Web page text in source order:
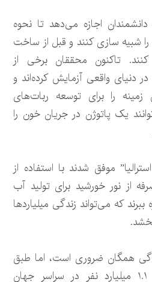
اجازه می‌دهد تا نحوه
شبیه سازی کنند و قبل از ساخت
تاکنون محققان برخی از
دنیای واقعی آزمایش کرده‌اند و
زمینه را برای توسعه ربات‌های
یک پاتوژن در جریان خون را
موفق شدند با استفاده از
از نور خورشید برای تولید آب
که می‌تواند زندگی میلیاردها
همگان ضروری است، اما طبق
گزارش‌های جهانی حدود ۱.۱ میلیارد نفر در سراسر جهان